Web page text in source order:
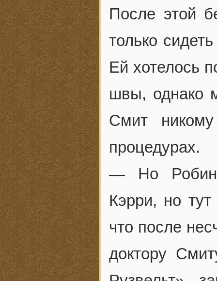
После этой
только
Ей хотелось
швы, однако
Смит
процедурах.
— Но Робин
Кэрри, но
что после
доктору